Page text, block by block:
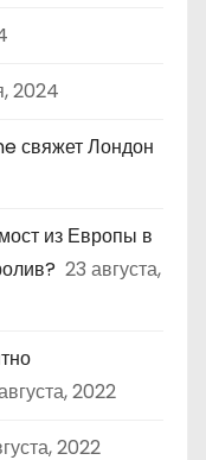
2024
свяжет Лондон
из Европы в
23 августа,
2022
2022